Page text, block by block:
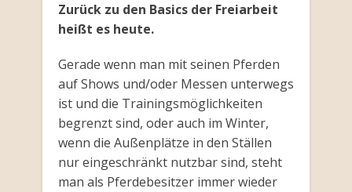
Zurück zu den Basics der Freiarbeit
heißt es heute.
Gerade wenn man mit seinen Pferden
auf Shows und/oder Messen unterwegs
ist und die Trainingsmöglichkeiten
begrenzt sind, oder auch im Winter,
wenn die Außenplätze in den Ställen
nur eingeschränkt nutzbar sind, steht
man als Pferdebesitzer immer wieder